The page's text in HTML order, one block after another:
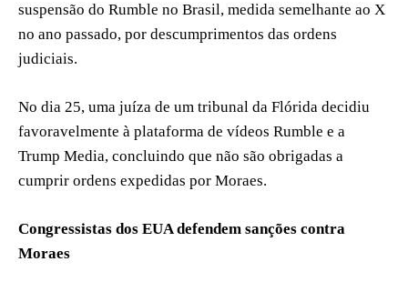
suspensão do Rumble no Brasil, medida semelhante ao X
no ano passado, por descumprimentos das ordens
judiciais.
No dia 25, uma juíza de um tribunal da Flórida decidiu
favoravelmente à plataforma de vídeos Rumble e a
Trump Media, concluindo que não são obrigadas a
cumprir ordens expedidas por Moraes.
Congressistas dos EUA defendem sanções contra
Moraes